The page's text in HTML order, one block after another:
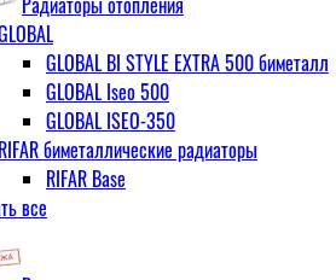
GLOBAL BI STYLE EXTRA 500 биметалл
GLOBAL Iseo 500
GLOBAL ISEO-350
RIFAR биметаллические радиаторы
RIFAR Base
все